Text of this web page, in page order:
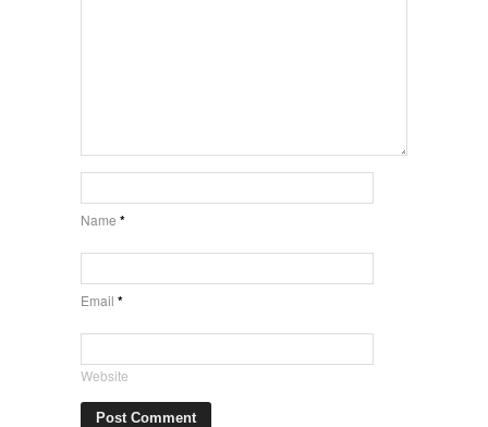
Name *
Email *
Website